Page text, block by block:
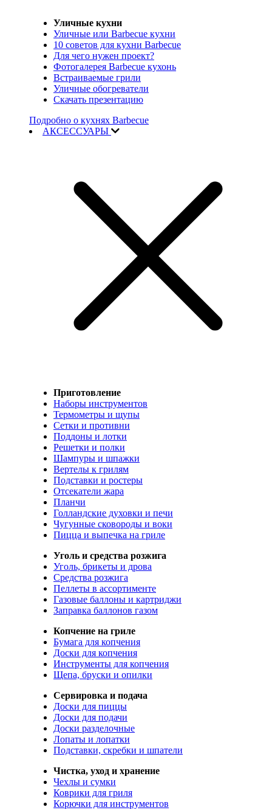
Уличные кухни
Уличные или Barbecue кухни
10 советов для кухни Barbecue
Для чего нужен проект?
Фотогалерея Barbecue кухонь
Встраиваемые грили
Уличные обогреватели
Скачать презентацию
Подробно о кухнях Barbecue
АКСЕССУАРЫ
Приготовление
Наборы инструментов
Термометры и щупы
Сетки и противни
Поддоны и лотки
Решетки и полки
Шампуры и шпажки
Вертелы к грилям
Подставки и ростеры
Отсекатели жара
Планчи
Голландские духовки и печи
Чугунные сковороды и воки
Пицца и выпечка на гриле
Уголь и средства розжига
Уголь, брикеты и дрова
Средства розжига
Пеллеты в ассортименте
Газовые баллоны и картриджи
Заправка баллонов газом
Копчение на гриле
Бумага для копчения
Доски для копчения
Инструменты для копчения
Щепа, бруски и опилки
Сервировка и подача
Доски для пиццы
Доски для подачи
Доски разделочные
Лопаты и лопатки
Подставки, скребки и шпатели
Чистка, уход и хранение
Чехлы и сумки
Коврики для гриля
Корючки для инструментов